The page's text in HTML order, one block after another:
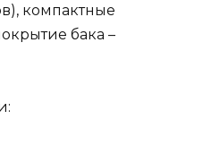
компактные
бака –